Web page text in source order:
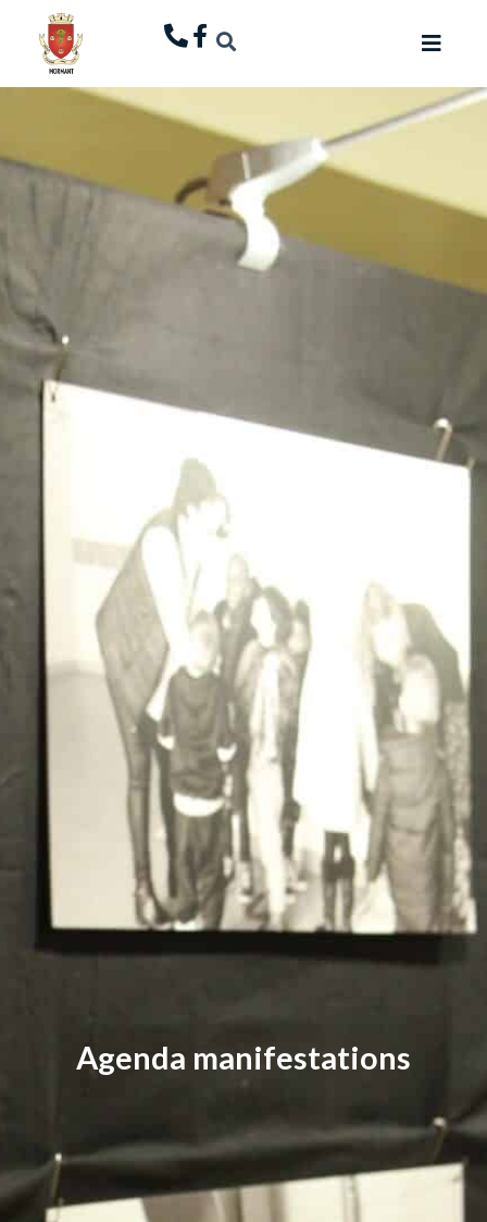
principal
Agenda manifestations